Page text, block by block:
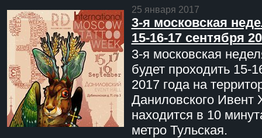
25 января 2017
3-я московская
15-16-17 сентября
3-я московская
будет проходить 15-
2017 года на
Даниловского Ивент
находится в 10
метро Тульская.